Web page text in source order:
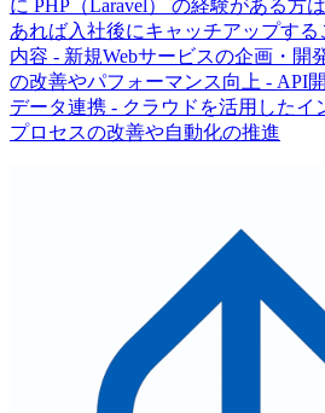
に PHP（Laravel） の経験がある方
あれば入社後にキャッチアップす
内容 - 新規Webサービスの企画・開
の改善やパフォーマンス向上 - API
データ連携 - クラウドを活用したイ
プロセスの改善や自動化の推進